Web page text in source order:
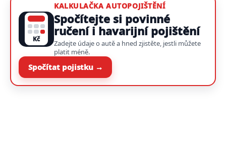
Kč
KALKULAČKA AUTOPOJIŠTĚNÍ
Spočítejte si povinné
ručení i havarijní pojištění
Zadejte údaje o autě a hned zjistěte, jestli můžete
platit méně.
Spočítat pojistku →